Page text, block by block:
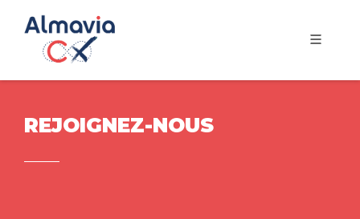
REJOIGNEZ-NOUS